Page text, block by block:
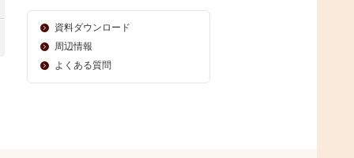
資料ダウンロード
周辺情報
よくある質問